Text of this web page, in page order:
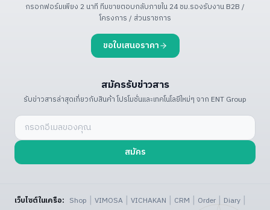
กรอกฟอร์มเพียง 2 นาที ทีมขายตอบกลับภายใน 24 ชม.รองรับงาน B2B /
โครงการ / ส่วนราชการ
ขอใบเสนอราคา
สมัครรับข่าวสาร
รับข่าวสารล่าสุดเกี่ยวกับสินค้า โปรโมชั่นและเทคโนโลยีใหม่ๆ จาก ENT Group
สมัคร
เว็บไซต์ในเครือ: Shop | VIMOSA | VICHAKAN | CRM | Order | Diary |